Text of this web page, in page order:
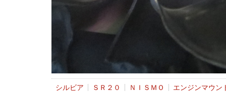
シルビア ＳＲ２０ ＮＩＳＭＯ エンジンマウン